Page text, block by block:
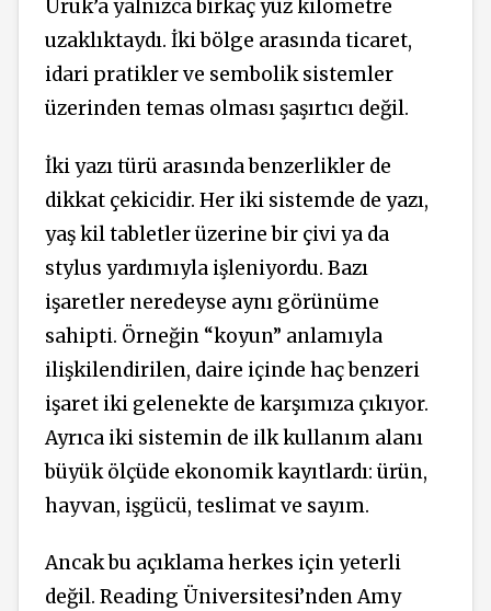
Uruk’a yalnızca birkaç yüz kilometre
uzaklıktaydı. İki bölge arasında ticaret,
idari pratikler ve sembolik sistemler
üzerinden temas olması şaşırtıcı değil.
İki yazı türü arasında benzerlikler de
dikkat çekicidir. Her iki sistemde de yazı,
yaş kil tabletler üzerine bir çivi ya da
stylus yardımıyla işleniyordu. Bazı
işaretler neredeyse aynı görünüme
sahipti. Örneğin “koyun” anlamıyla
ilişkilendirilen, daire içinde haç benzeri
işaret iki gelenekte de karşımıza çıkıyor.
Ayrıca iki sistemin de ilk kullanım alanı
büyük ölçüde ekonomik kayıtlardı: ürün,
hayvan, işgücü, teslimat ve sayım.
Ancak bu açıklama herkes için yeterli
değil. Reading Üniversitesi’nden Amy